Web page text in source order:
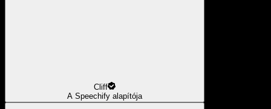
Cliff
A Speechify alapítója